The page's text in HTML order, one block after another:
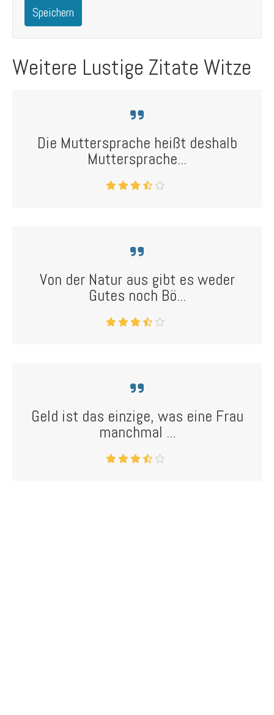
Speichern
Weitere Lustige Zitate Witze
Die Muttersprache heißt deshalb
Muttersprache...
Von der Natur aus gibt es weder
Gutes noch Bö...
Geld ist das einzige, was eine Frau
manchmal ...